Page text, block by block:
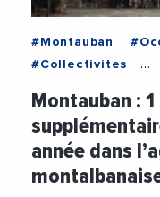
#Montauban
#Collectivites
#Coronavirus
#Occitanie
Montauban :
année dans